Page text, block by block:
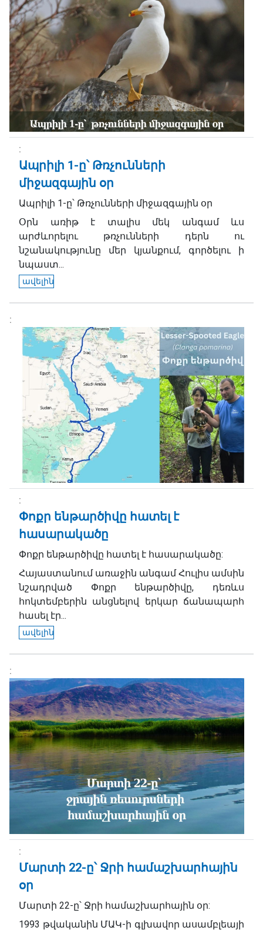
Ապրիլի 1-ը՝ Թռչունների
միջազգային օր
Ապրիլի 1-ը՝ Թռչունների միջազգային օր
Օրն առիթ է տալիս մեկ անգամ ևս
արժևորելու թռչունների դերն ու
նշանակությունը մեր կյանքում, գործելու ի
նպաստ...
ավելին
Փոքր ենթարծիվը հատել է
հասարակածը
Փոքր ենթարծիվը հատել է հասարակածը:
Հայաստանում առաջին անգամ Հուլիս ամսին
նշադրված Փոքր ենթարծիվը, դեռևս
հոկտեմբերին անցնելով երկար ճանապարհ
հասել էր...
ավելին
Մարտի 22-ը՝ Ջրի համաշխարհային
օր
Մարտի 22-ը՝ Ջրի համաշխարհային օր:
1993 թվականին ՄԱԿ-ի գլխավոր ասամբլեայի